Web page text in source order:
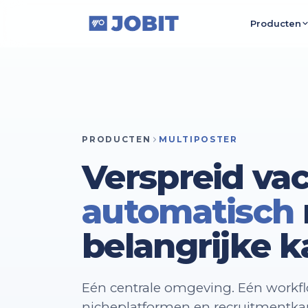
Producten
Bouw
PRODUCTEN MULTIPOSTER
Verspreid
automatisch
belangrijke
Eén centrale omgeving. Eén